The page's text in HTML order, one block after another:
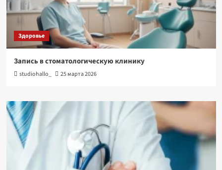
Здоровье
Запись в стоматологическую клинику
studiohallo_ 25 марта 2026